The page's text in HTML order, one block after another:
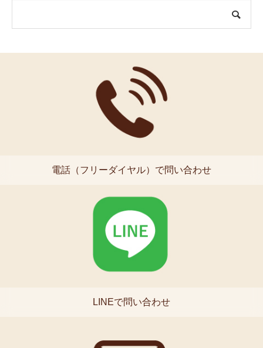
電話（フリーダイヤル）で問い合わせ
LINEで問い合わせ